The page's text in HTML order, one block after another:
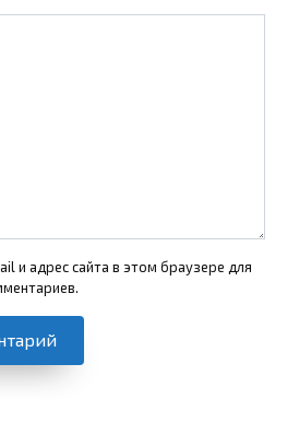
и адрес сайта в этом браузере для